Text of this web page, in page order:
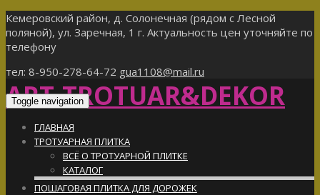
Кемеровский район, д. Солонечная (рядом с Лесной
поляной), ул. Заречная, 1 г. Актуальность цен уточняйте по
телефону
тел: 8-950-278-64-72 gua1108@mail.ru
ART-TROTUAR&DEKOR
Toggle navigation
ГЛАВНАЯ
ТРОТУАРНАЯ ПЛИТКА
ВСЁ О ТРОТУАРНОЙ ПЛИТКЕ
КАТАЛОГ
ПОШАГОВАЯ ПЛИТКА ДЛЯ ДОРОЖЕК